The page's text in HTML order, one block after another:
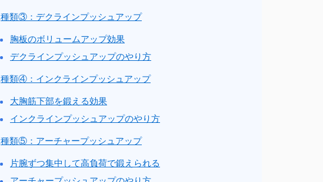
種類③：デクラインプッシュアップ
胸板のボリュームアップ効果
デクラインプッシュアップのやり方
種類④：インクラインプッシュアップ
大胸筋下部を鍛える効果
インクラインプッシュアップのやり方
種類⑤：アーチャープッシュアップ
片腕ずつ集中して高負荷で鍛えられる